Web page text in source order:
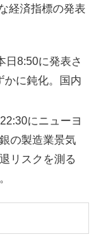
経済指標の発表
日8:50に発表さ
かに鈍化。国内
にニューヨ
の製造業景気
リスクを測る